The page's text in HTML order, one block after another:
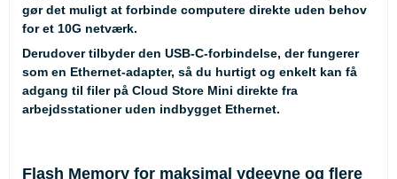
gør det muligt at forbinde computere direkte uden behov
for et 10G netværk.
Derudover tilbyder den USB-C-forbindelse, der fungerer
som en Ethernet-adapter, så du hurtigt og enkelt kan få
adgang til filer på Cloud Store Mini direkte fra
arbejdsstationer uden indbygget Ethernet.
Flash Memory for maksimal ydeevne og flere